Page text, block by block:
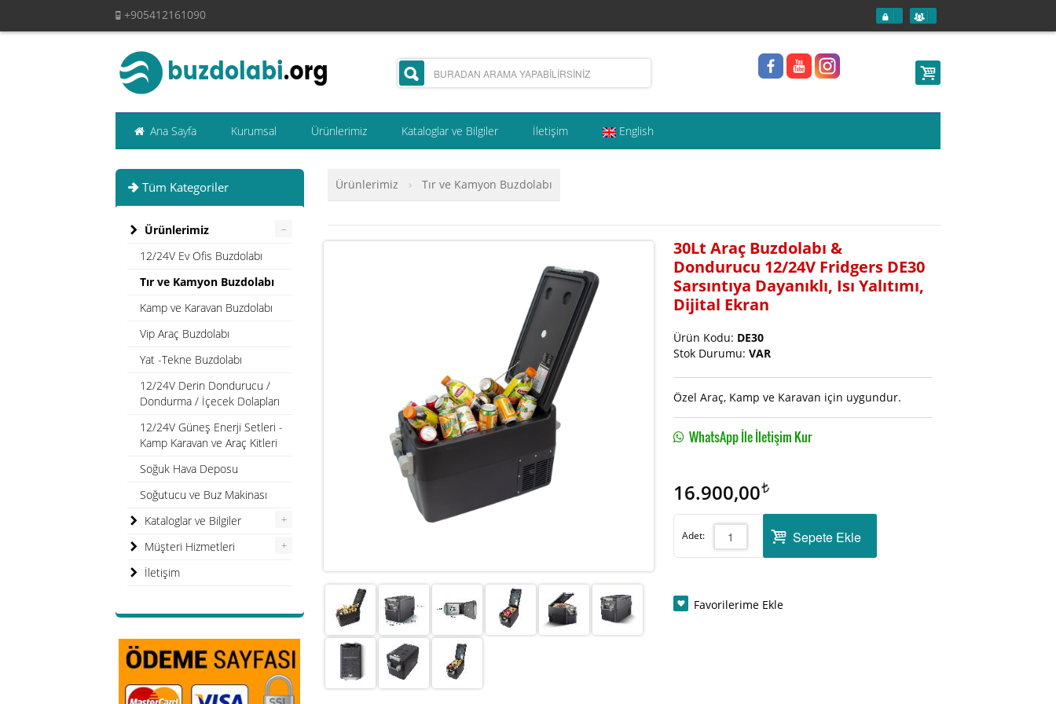
+905412161090
Ana Sayfa Kurumsal Ürünlerimiz Kataloglar ve Bilgiler İletişim English
Ürünlerimiz › Tır ve Kamyon Buzdolabı
30Lt Araç Buzdolabı &
Dondurucu 12/24V Fridgers DE30
Sarsıntıya Dayanıklı, Isı Yalıtımı,
Dijital Ekran
Ürün Kodu: DE30
Stok Durumu: VAR
Özel Araç, Kamp ve Karavan için uygundur.
WhatsApp İle İletişim Kur
16.900,00
Adet: Sepete Ekle
Favorilerime Ekle
Tüm Kategoriler
Ürünlerimiz –
12/24V Ev Ofis Buzdolabı
Tır ve Kamyon Buzdolabı
Kamp ve Karavan Buzdolabı
Vip Araç Buzdolabı
Yat -Tekne Buzdolabı
12/24V Derin Dondurucu /
Dondurma / İçecek Dolapları
12/24V Güneş Enerji Setleri -
Kamp Karavan ve Araç Kitleri
Soğuk Hava Deposu
Soğutucu ve Buz Makinası
Kataloglar ve Bilgiler
+
Müşteri Hizmetleri +
İletişim